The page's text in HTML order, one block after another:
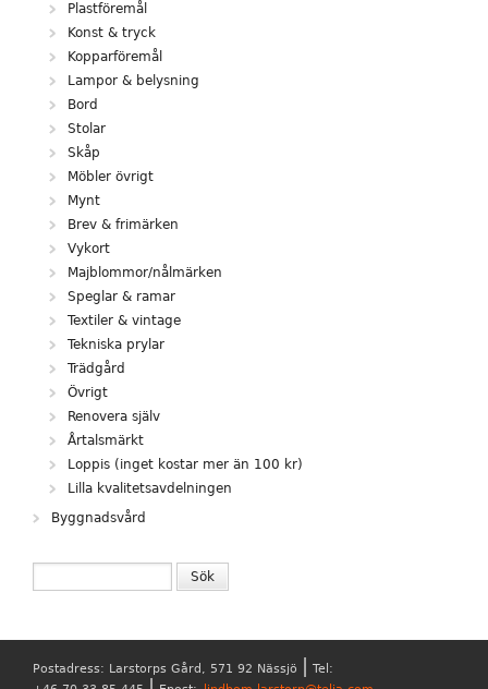
Plastföremål
Konst & tryck
Kopparföremål
Lampor & belysning
Bord
Stolar
Skåp
Möbler övrigt
Mynt
Brev & frimärken
Vykort
Majblommor/nålmärken
Speglar & ramar
Textiler & vintage
Tekniska prylar
Trädgård
Övrigt
Renovera själv
Årtalsmärkt
Loppis (inget kostar mer än 100 kr)
Lilla kvalitetsavdelningen
Byggnadsvård
Postadress: Larstorps Gård, 571 92 Nässjö
Tel: